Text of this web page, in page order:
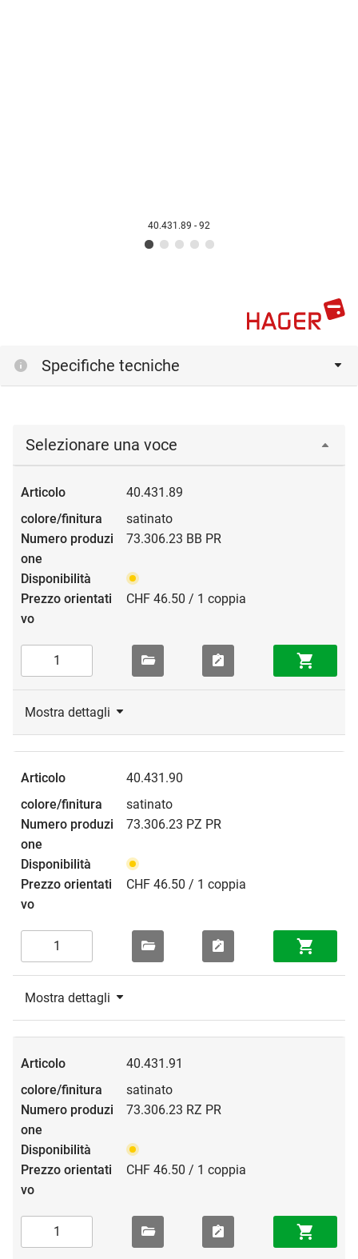
40.431.89 - 92
Specifiche tecniche
Selezionare una voce
40.431.89
satinato
73.306.23 BB PR
CHF 46.50 / 1 coppia
Mostra dettagli
40.431.90
satinato
73.306.23 PZ PR
CHF 46.50 / 1 coppia
Mostra dettagli
40.431.91
satinato
73.306.23 RZ PR
CHF 46.50 / 1 coppia